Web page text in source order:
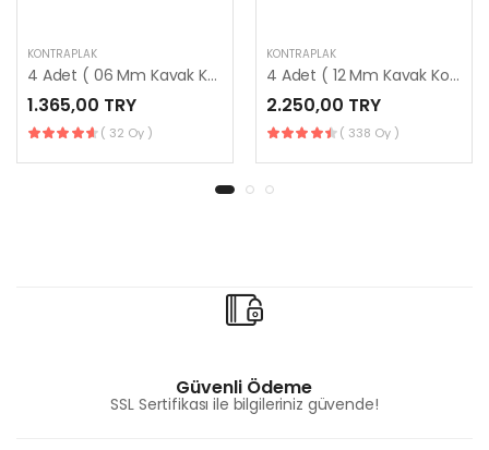
KONTRAPLAK
4 Adet ( 06 Mm Kavak Kontraplak ) 108 Cm X 83 Cm
1.365,00 TRY
( 32 Oy )
KONTRAPLAK
4 Adet ( 12 Mm Kavak Kontraplak ) 108 Cm X 83 Cm
2.250,00 TRY
( 338 Oy )
Güvenli Ödeme
SSL Sertifikası ile bilgileriniz güvende!